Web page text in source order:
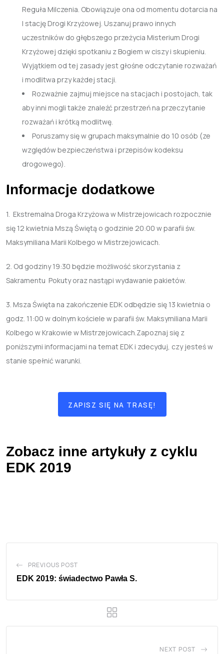
Reguła Milczenia. Obowiązuje ona od momentu dotarcia na
I stację Drogi Krzyżowej. Uszanuj prawo innych
uczestników do głębszego przeżycia Misterium Drogi
Krzyżowej dzięki spotkaniu z Bogiem w ciszy i skupieniu.
Wyjątkiem od tej zasady jest głośne odczytanie rozważań
i modlitwa przy każdej stacji.
Rozważnie zajmuj miejsce na stacjach i postojach, tak
aby inni mogli także znaleźć przestrzeń na przeczytanie
rozważań i krótką modlitwę.
Poruszamy się w grupach maksymalnie do 10 osób (ze
względów bezpieczeństwa i przepisów kodeksu
drogowego).
Informacje dodatkowe
1. Ekstremalna Droga Krzyżowa w Mistrzejowicach rozpocznie
się 12 kwietnia Mszą Świętą o godzinie 20:00 w parafii św.
Maksymiliana Marii Kolbego w Mistrzejowicach.
2. Od godziny19:30 będzie możliwość skorzystania z
Sakramentu Pokuty oraz nastąpi wydawanie pakietów.
3. Msza Święta na zakończenie EDK odbędzie się 13 kwietnia o
godz. 11:00 w dolnym kościele w parafii św. Maksymiliana Marii
Kolbego w Krakowie w Mistrzejowicach.Zapoznaj się z
poniższymi informacjami na temat EDK i zdecyduj, czy jesteś w
stanie spełnić warunki.
ZAPISZ SIĘ NA TRASĘ!
Zobacz inne artykuły z cyklu
EDK 2019
PREVIOUS POST
EDK 2019: świadectwo Pawła S.
NEXT POST